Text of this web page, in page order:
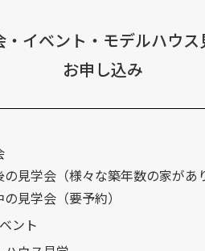
・イベント・モデルハウス
お申し込み
の見学会（様々な築年数の家があ
見学会（要予約）
ント